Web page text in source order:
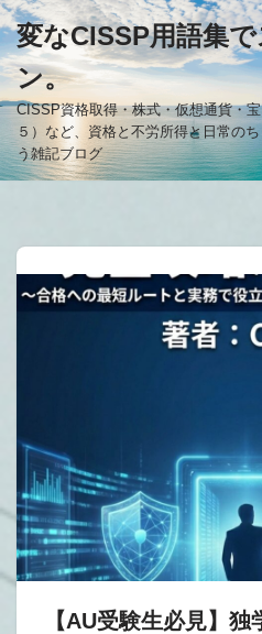
コ
ン
テ
ン
ツ
キ
ッ
プ
変なCISSP用語集
ン。
CISSP資格取得・株式・仮想通貨・
５）など、資格と不労所得と日常の
う雑記ブログ
【AU受験生必見】